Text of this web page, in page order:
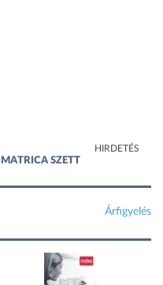
HIRDETÉS
SZETT
Árfigyelés